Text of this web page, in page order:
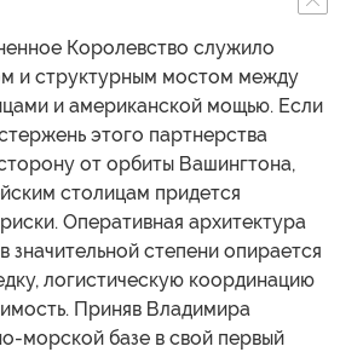
Королевство служило
и структурным мостом между
и американской мощью. Если
этого партнерства
от орбиты Вашингтона,
столицам придется
Оперативная архитектура
значительной степени опирается
логистическую координацию
Приняв Владимира
морской базе в свой первый